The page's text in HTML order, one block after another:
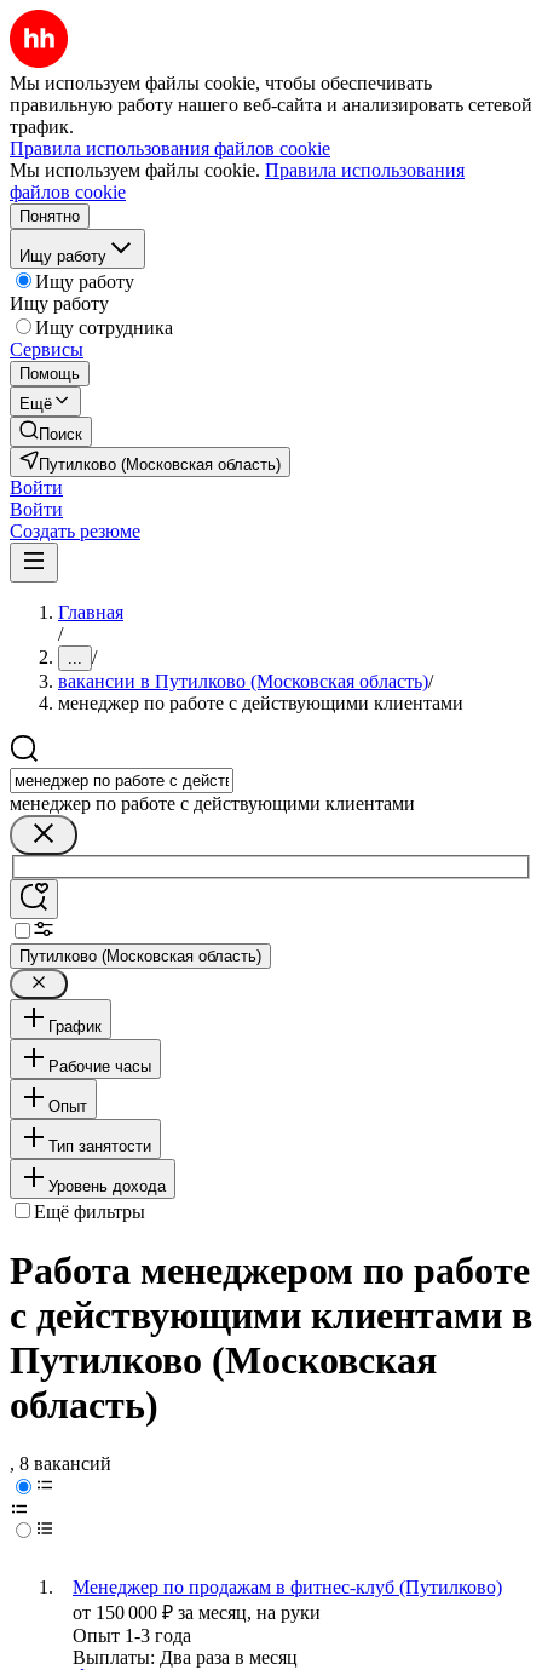
Мы используем файлы cookie, чтобы обеспечивать
правильную работу нашего веб-сайта и анализировать сетевой
трафик.
Правила использования файлов cookie
Мы используем файлы cookie. Правила использования
файлов cookie
Понятно
Ищу работу
Ищу работу
Ищу работу
Ищу сотрудника
Сервисы
Помощь
Ещё
Поиск
Путилково (Московская область)
Войти
Войти
Создать резюме
Главная
/
... /
вакансии в Путилково (Московская область)/
менеджер по работе с действующими клиентами
менеджер по работе с действующими клиентами
Путилково (Московская область)
График
Рабочие часы
Опыт
Тип занятости
Уровень дохода
Ещё фильтры
Работа менеджером по работе
с действующими клиентами в
Путилково (Московская
область)
, 8 вакансий
Менеджер по продажам в фитнес-клуб (Путилково)
от 150 000 ₽ за месяц, на руки
Опыт 1-3 года
Выплаты: Два раза в месяц